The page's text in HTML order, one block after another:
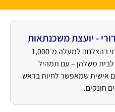
- יועצת משכנתאות
מאז 2012 ליוויתי בהצלחה למעלה מ־1,000
משלהן – עם תמהיל
אישית שמאפשר לחיות בראש
חונקים.